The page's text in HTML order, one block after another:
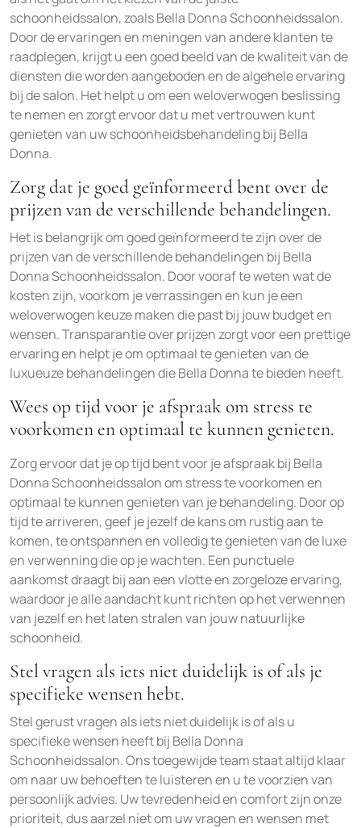
schoonheidssalon, zoals Bella Donna Schoonheidssalon.
Door de ervaringen en meningen van andere klanten te
raadplegen, krijgt u een goed beeld van de kwaliteit van de
diensten die worden aangeboden en de algehele ervaring
bij de salon. Het helpt u om een weloverwogen beslissing
te nemen en zorgt ervoor dat u met vertrouwen kunt
genieten van uw schoonheidsbehandeling bij Bella
Donna.
Zorg dat je goed geïnformeerd bent over de
prijzen van de verschillende behandelingen.
Het is belangrijk om goed geïnformeerd te zijn over de
prijzen van de verschillende behandelingen bij Bella
Donna Schoonheidssalon. Door vooraf te weten wat de
kosten zijn, voorkom je verrassingen en kun je een
weloverwogen keuze maken die past bij jouw budget en
wensen. Transparantie over prijzen zorgt voor een prettige
ervaring en helpt je om optimaal te genieten van de
luxueuze behandelingen die Bella Donna te bieden heeft.
Wees op tijd voor je afspraak om stress te
voorkomen en optimaal te kunnen genieten.
Zorg ervoor dat je op tijd bent voor je afspraak bij Bella
Donna Schoonheidssalon om stress te voorkomen en
optimaal te kunnen genieten van je behandeling. Door op
tijd te arriveren, geef je jezelf de kans om rustig aan te
komen, te ontspannen en volledig te genieten van de luxe
en verwenning die op je wachten. Een punctuele
aankomst draagt bij aan een vlotte en zorgeloze ervaring,
waardoor je alle aandacht kunt richten op het verwennen
van jezelf en het laten stralen van jouw natuurlijke
schoonheid.
Stel vragen als iets niet duidelijk is of als je
specifieke wensen hebt.
Stel gerust vragen als iets niet duidelijk is of als u
specifieke wensen heeft bij Bella Donna
Schoonheidssalon. Ons toegewijde team staat altijd klaar
om naar uw behoeften te luisteren en u te voorzien van
persoonlijk advies. Uw tevredenheid en comfort zijn onze
prioriteit, dus aarzel niet om uw vragen en wensen met